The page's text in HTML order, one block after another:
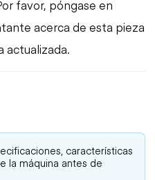
favor, póngase en
acerca de esta pieza
actualizada.
características
la máquina antes de